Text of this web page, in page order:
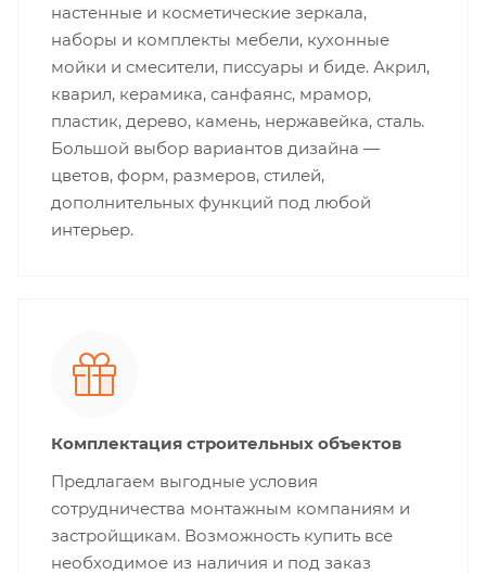
настенные и косметические зеркала,
наборы и комплекты мебели, кухонные
мойки и смесители, писсуары и биде. Акрил,
кварил, керамика, санфаянс, мрамор,
пластик, дерево, камень, нержавейка, сталь.
Большой выбор вариантов дизайна —
цветов, форм, размеров, стилей,
дополнительных функций под любой
интерьер.
Комплектация строительных объектов
Предлагаем выгодные условия
сотрудничества монтажным компаниям и
застройщикам. Возможность купить все
необходимое из наличия и под заказ